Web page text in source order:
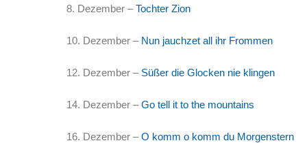
8. Dezember –Tochter Zion
10. Dezember – Nun jauchzet all ihr Frommen
12. Dezember – Süßer die Glocken nie klingen
14. Dezember –Go tell it to the mountains
16. Dezember –O komm o komm du Morgenstern